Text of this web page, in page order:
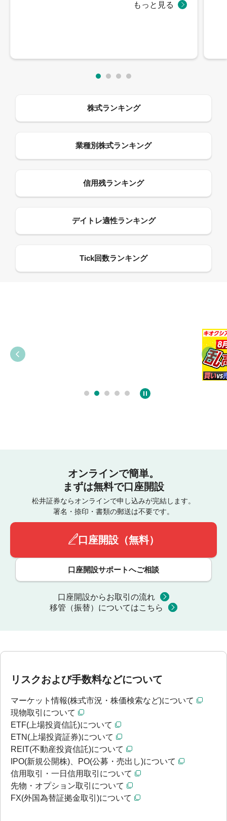
オンラインで簡単。
まずは無料で口座開設
松井証券ならオンラインで申し込みが完結します。
署名・捺印・書類の郵送は不要です。
口座開設（無料）
口座開設サポートへご相談
口座開設からお取引の流れ
移管（振替）についてはこちら
リスクおよび手数料などについて
マーケット情報(株式市況・株価検索など)について
現物取引について
ETF(上場投資信託)について
ETN(上場投資証券)について
REIT(不動産投資信託)について
IPO(新規公開株)、PO(公募・売出し)について
信用取引・一日信用取引について
先物・オプション取引について
FX(外国為替証拠金取引)について